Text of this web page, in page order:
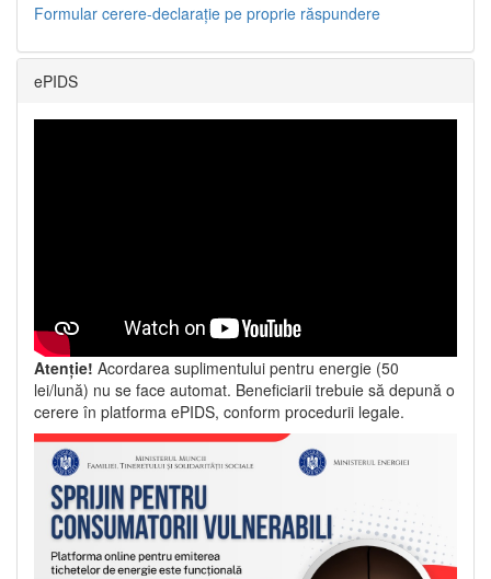
Formular cerere-declarație pe proprie răspundere
ePIDS
Atenție! Acordarea suplimentului pentru energie (50
lei/lună) nu se face automat. Beneficiarii trebuie să depună o
cerere în platforma ePIDS, conform procedurii legale.